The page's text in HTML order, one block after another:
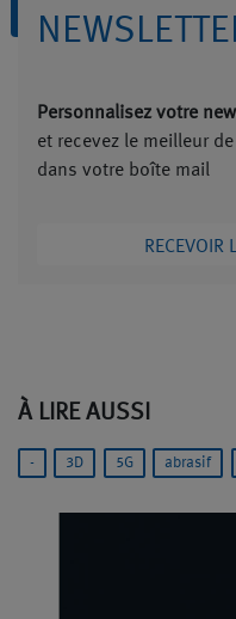
Personnalisez votre
et recevez le meilleur
dans votre boîte mail
RECEVOIR
À LIRE AUSSI
- 3D 5G abrasif